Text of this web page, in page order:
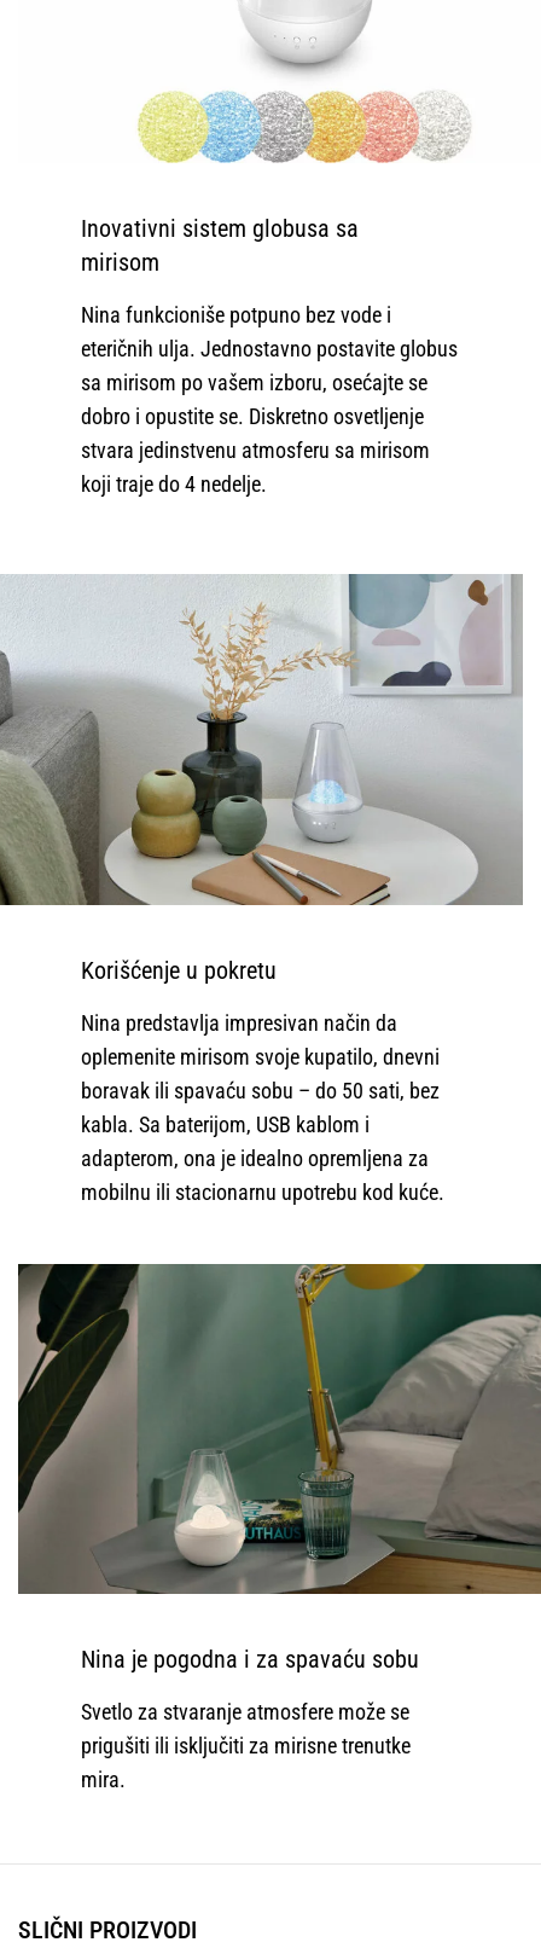
Inovativni sistem globusa sa
mirisom
Nina funkcioniše potpuno bez vode i
eteričnih ulja. Jednostavno postavite globus
sa mirisom po vašem izboru, osećajte se
dobro i opustite se. Diskretno osvetljenje
stvara jedinstvenu atmosferu sa mirisom
koji traje do 4 nedelje.
Korišćenje u pokretu
Nina predstavlja impresivan način da
oplemenite mirisom svoje kupatilo, dnevni
boravak ili spavaću sobu – do 50 sati, bez
kabla. Sa baterijom, USB kablom i
adapterom, ona je idealno opremljena za
mobilnu ili stacionarnu upotrebu kod kuće.
Nina je pogodna i za spavaću sobu
Svetlo za stvaranje atmosfere može se
prigušiti ili isključiti za mirisne trenutke
mira.
SLIČNI PROIZVODI